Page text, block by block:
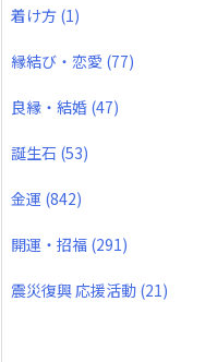
着け方 (1)
縁結び・恋愛 (77)
良縁・結婚 (47)
誕生石 (53)
金運 (842)
開運・招福 (291)
震災復興 応援活動 (21)